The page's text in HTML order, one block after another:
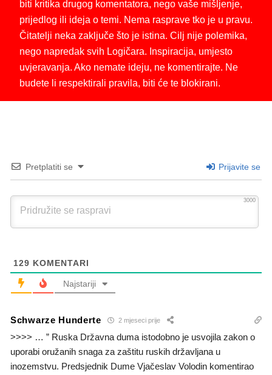
biti kritika drugog komentatora, nego vaše mišljenje,
prijedlog ili ideja o temi. Nema rasprave tko je u pravu.
Čitatelji neka zaključe što je istina. Cilj nije polemika,
nego napredak svih Logičara. Inspiracija, umjesto
uvjeravanja. Ako nemate ideju, ne komentirajte. Ne
budete li respektirali pravila, biti će te blokirani.
Pretplatiti se Prijavite se
3000
129 KOMENTARI
Najstariji
Schwarze Hunderte 2 mjeseci prije
>>>> … ” Ruska Državna duma istodobno je usvojila zakon o
uporabi oružanih snaga za zaštitu ruskih državljana u
inozemstvu. Predsjednik Dume Vjačeslav Volodin komentirao